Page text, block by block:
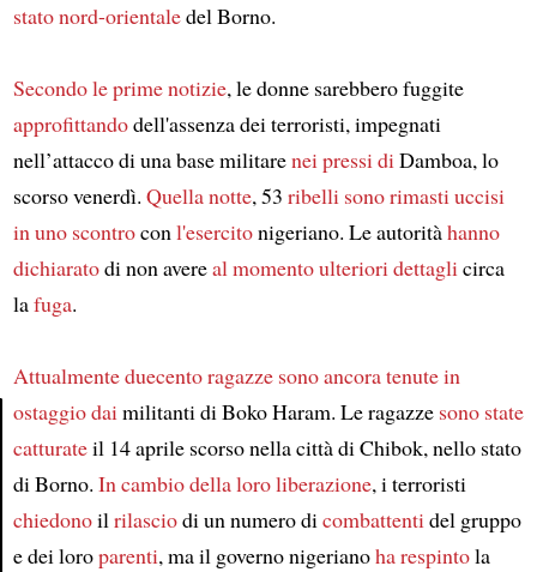
stato nord-orientaledel Borno.
Secondo le prime notizie, le donne sarebbero fuggite
approfittandodell'assenza dei terroristi, impegnati
nell’attacco di una base militarenei pressi diDamboa, lo
scorso venerdì. Quella notte, 53 ribelli sono rimasti uccisi
in uno scontroconl'esercitonigeriano. Le autoritàhanno
dichiaratodi non avereal momentoulteriori dettaglicirca
lafuga.
Attualmenteduecento ragazze sono ancora tenute in
ostaggiodaimilitanti di Boko Haram. Le ragazze sono state
catturateil 14 aprile scorso nella città di Chibok, nello stato
di Borno. In cambio della loro liberazione, i terroristi
chiedonoilrilasciodi un numero dicombattentidel gruppo
e dei loroparenti, ma il governo nigerianoha respintola